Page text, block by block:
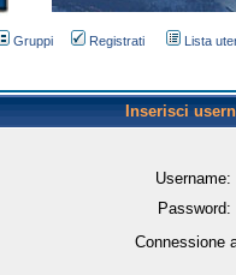
Gruppi Registrati Lista
Inserisci
Username:
Password:
Connessione